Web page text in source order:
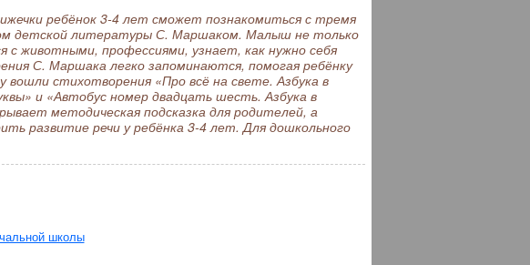
ребёнок 3-4 лет сможет познакомиться с тремя
детской литературы С. Маршаком. Малыш не только
с животными, профессиями, узнает, как нужно себя
С. Маршака легко запоминаются, помогая ребёнку
вошли стихотворения «Про всё на свете. Азбука в
и «Автобус номер двадцать шесть. Азбука в
методическая подсказка для родителей, а
развитие речи у ребёнка 3-4 лет. Для дошкольного
школы